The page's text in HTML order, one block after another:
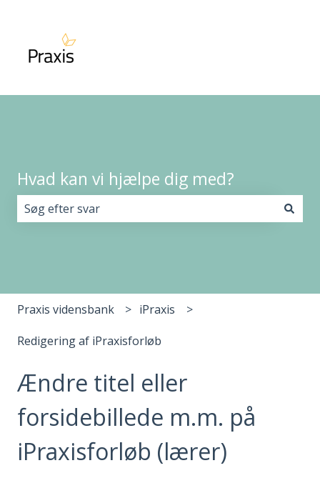
Hvad kan vi hjælpe dig med?
Praxis vidensbank iPraxis
Redigering af iPraxisforløb
Ændre titel eller
forsidebillede m.m. på
iPraxisforløb (lærer)